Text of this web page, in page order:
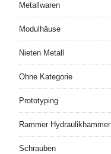
Metallwaren
Modulhäuse
Nieten Metall
Ohne Kategorie
Prototyping
Rammer Hydraulikhammer
Schrauben